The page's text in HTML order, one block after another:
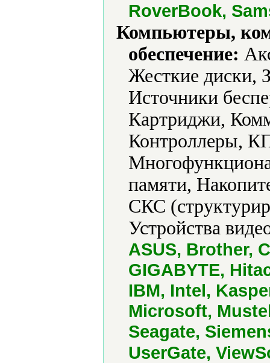
RoverBook,
Компьютеры,
обеспечение:
Жесткие диски,
Источники
Картриджи,
Контроллеры,
памяти,
СКС
Устройства
ASUS, Brother,
GIGABYTE,
IBM, Intel,
Microsoft,
Seagate,
UserGate,